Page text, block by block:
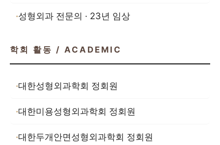
성형외과 전문의 · 23년 임상
학회 활동 / ACADEMIC
대한성형외과학회 정회원
대한미용성형외과학회 정회원
대한두개안면성형외과학회 정회원